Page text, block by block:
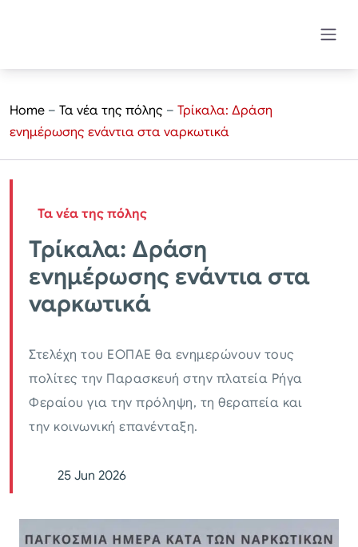
Home – Τα νέα της πόλης – Τρίκαλα: Δράση
ενημέρωσης ενάντια στα ναρκωτικά
Τα νέα της πόλης
Τρίκαλα: Δράση
ενημέρωσης ενάντια στα
ναρκωτικά
Στελέχη του ΕΟΠΑΕ θα ενημερώνουν τους
πολίτες την Παρασκευή στην πλατεία Ρήγα
Φεραίου για την πρόληψη, τη θεραπεία και
την κοινωνική επανένταξη.
25 Jun 2026